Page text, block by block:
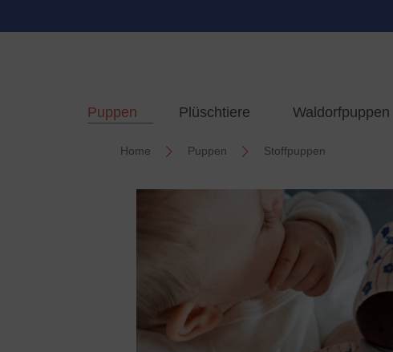
Puppen Plüschtiere Waldorfpuppen
Home Puppen Stoffpuppen